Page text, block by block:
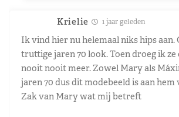
Krielie 1 jaar geleden
Ik vind hier nu helemaal niks hips aan.
truttige jaren 70 look. Toen droeg ik
nooit nooit meer. Zowel Mary als
jaren 70 dus dit modebeeld is aan hem
Zak van Mary wat mij betreft